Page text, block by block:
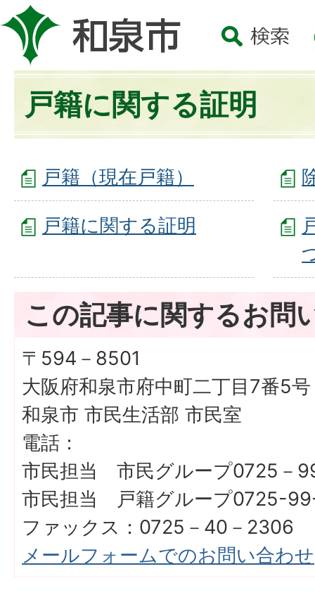
戸籍に関する証明
戸籍（現在戸籍）
戸籍に関する証明
この記事に関するお問
〒594－8501
大阪府和泉市府中町二丁目7番5号
和泉市 市民生活部 市民室
電話：
市民担当 市民グループ0725－
市民担当 戸籍グループ0725-
ファックス：0725－40－2306
メールフォームでのお問い合わせ